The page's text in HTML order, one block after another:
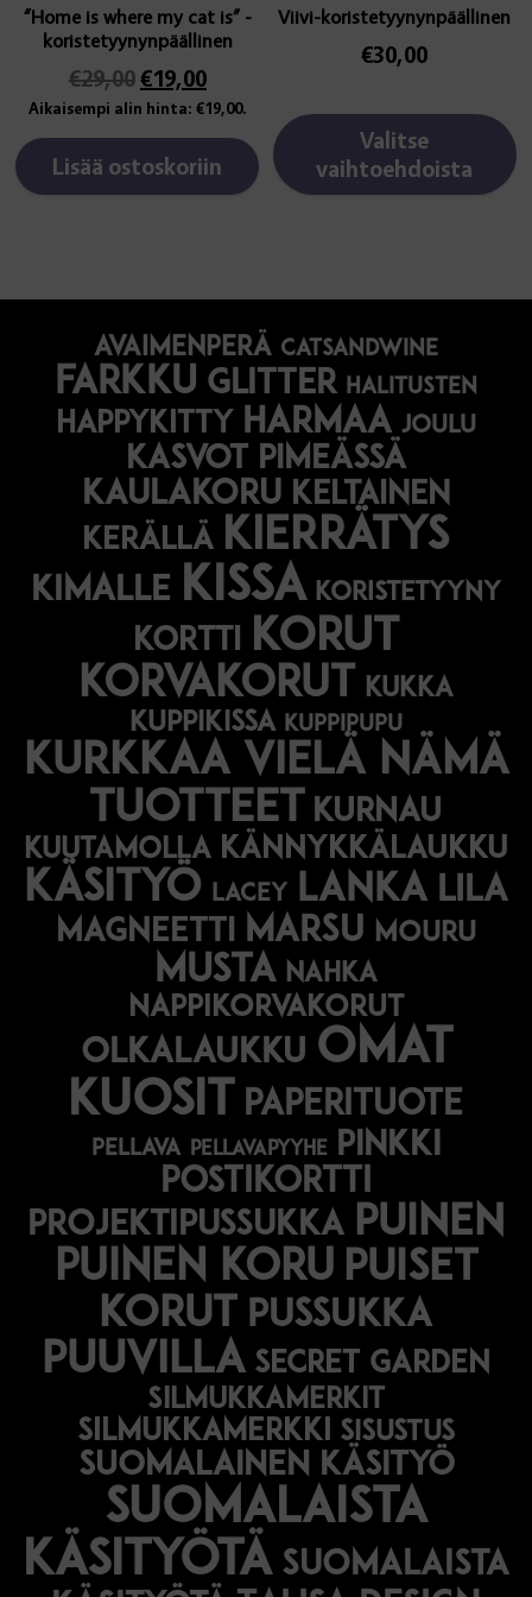
“Home is where my cat is” -
koristetyynynpäällinen
€29,00Alkuperäinen
hinta
oli:
€29,00.
€19,00Nykyinen
hinta
on:
€19,00.
Aikaisempi alin hinta: €19,00.
Lisää ostoskoriin
Viivi-koristetyynynpäällinen
€30,00
Valitse
vaihtoehdoista
avaimenperä catsandwine
farkku glitter halitusten
happykitty harmaa joulu
Kasvot pimeässä
kaulakoru keltainen
kerällä kierrätys
kimalle kissa koristetyyny
kortti korut
korvakorut
kukka
kuppikissa kuppipupu
Kurkkaa vielä nämä
tuotteet kurnau
kuutamolla kännykkälaukku
käsityö lacey lanka lila
magneetti marsu mouru
musta nahka
nappikorvakorut
olkalaukku omat
kuosit paperituote
pellava pellavapyyhe pinkki
postikortti
projektipussukka puinen
puinen koru puiset
korut pussukka
puuvilla secret garden
silmukkamerkit
silmukkamerkki sisustus
suomalainen käsityö
suomalaista
käsityötä suomalaista